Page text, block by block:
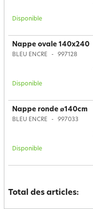
Disponible
Nappe ovale 140x240
BLEU ENCRE 997128
Disponible
Nappe ronde ø140cm
BLEU ENCRE 997033
Disponible
Total des articles: